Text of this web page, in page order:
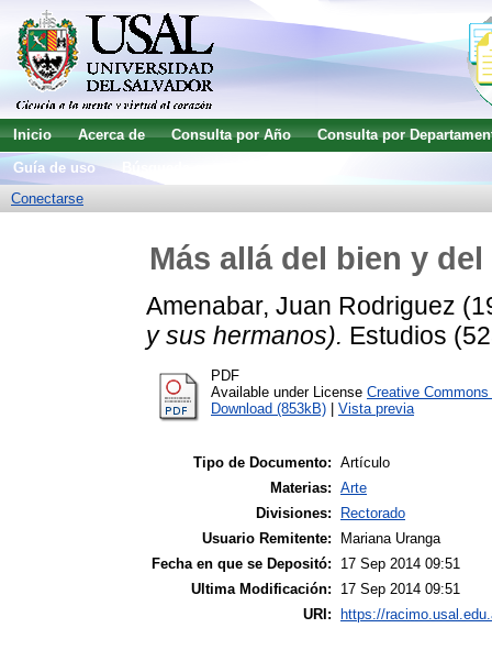
Inicio Acerca de Consulta por Año
Consulta por
Guía de uso
Conectarse
Más allá del bien y
Amenabar, Juan Rodriguez
y sus hermanos). Estudios
PDF
Available under License Creative
Download (853kB)
Vista previa
Tipo de Documento: Artículo
Materias: Arte
Divisiones:
Rectorado
Usuario Remitente:
Mariana Uranga
Fecha en que se Depositó:
17 Sep 2014 09:51
Ultima Modificación:
17 Sep 2014 09:51
URI:
https://